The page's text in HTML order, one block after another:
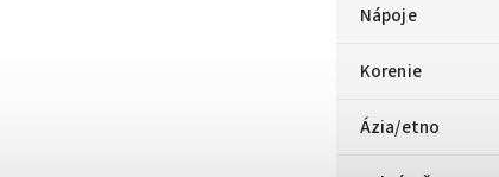
Nápoje
Korenie
Ázia/etno